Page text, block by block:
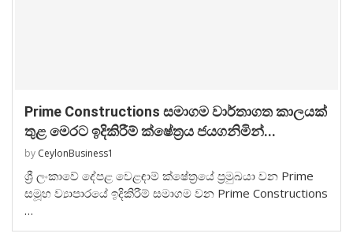
Prime Constructions සමාගම වාර්තාගත කාලයක්
තුළ මෙරට ඉදිකිරීම් ක්ෂේත්‍රය ජයගනිමින්...
by CeylonBusiness1
ශ්‍රී ලංකාවේ දේපළ වෙළඳාම් ක්ෂේත්‍රයේ ප්‍රමුඛයා වන Prime
සමූහ ව්‍යාපාරයේ ඉදිකිරීම් සමාගම වන Prime Constructions
…